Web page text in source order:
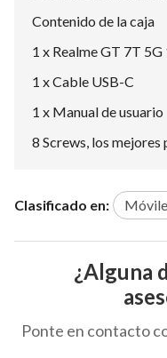
Contenido de la caja
1 x Realme GT 7T
1 x Cable USB-C
1 x Manual de usuario
8 Screws, los
Clasificado en:
¿Alguna
Ponte en contacto